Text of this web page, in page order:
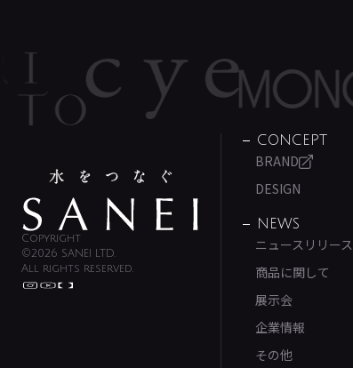
Copyright
©2026 SANEI LTD.
All rights reserved.
CONCEPT
BRAND
DESIGN
NEWS
ニュースリリース
商品に関して
展示会
企業情報
その他